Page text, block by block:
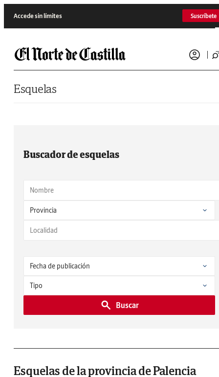
Accede sin límites Suscríbete
Esquelas
Buscador de esquelas
Buscar
Esquelas de la provincia de Palencia